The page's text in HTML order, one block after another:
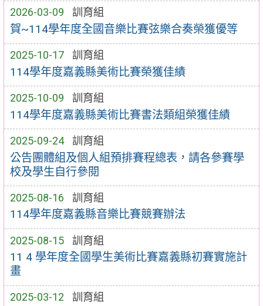
2026-03-09 訓育組
賀~114學年度全國音樂比賽弦樂合奏榮獲優等
2025-10-17 訓育組
114學年度嘉義縣美術比賽榮獲佳績
2025-10-09 訓育組
114學年度嘉義縣美術比賽書法類組榮獲佳績
2025-09-24 訓育組
公告團體組及個人組預排賽程總表，請各參賽學
校及學生自行參閱
2025-08-16 訓育組
114學年度嘉義縣音樂比賽競賽辦法
2025-08-15 訓育組
11 4 學年度全國學生美術比賽嘉義縣初賽實施計
畫
2025-03-12 訓育組